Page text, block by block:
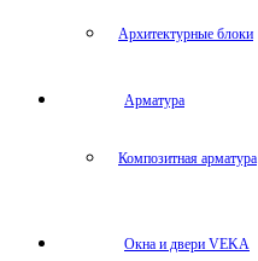
Архитектурные блоки
Арматура
Композитная арматура
Окна и двери VEKA